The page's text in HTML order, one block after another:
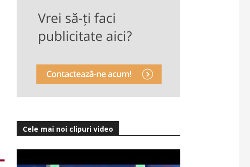
Cele mai noi clipuri video